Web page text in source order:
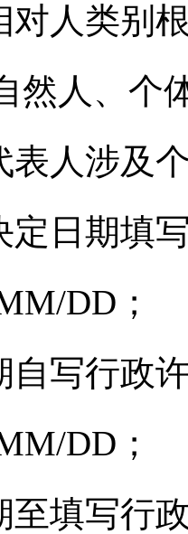
对人类别
然人、个
表人涉及
定日期填
DD；
自写行政
DD；
至填写行